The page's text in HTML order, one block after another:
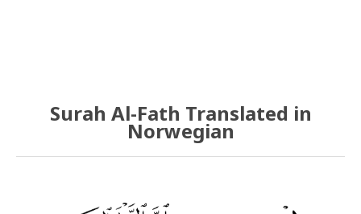
Surah Al-Fath Translated in
Norwegian